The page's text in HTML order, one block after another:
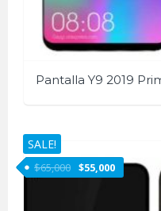
Pantalla Y9 2019
SALE!
$65,000 $55,000